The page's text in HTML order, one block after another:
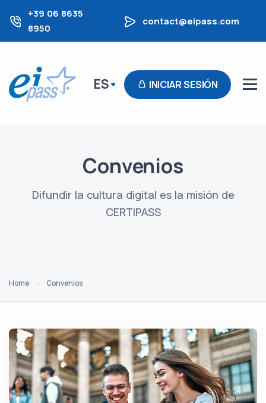
+39 06 8635
8950
contact@eipass.com
ES INICIAR SESIÓN
Convenios
Difundir la cultura digital es la misión de
CERTIPASS
Home Convenios